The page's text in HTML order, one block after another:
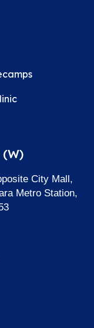
City Mall,
Metro Station,